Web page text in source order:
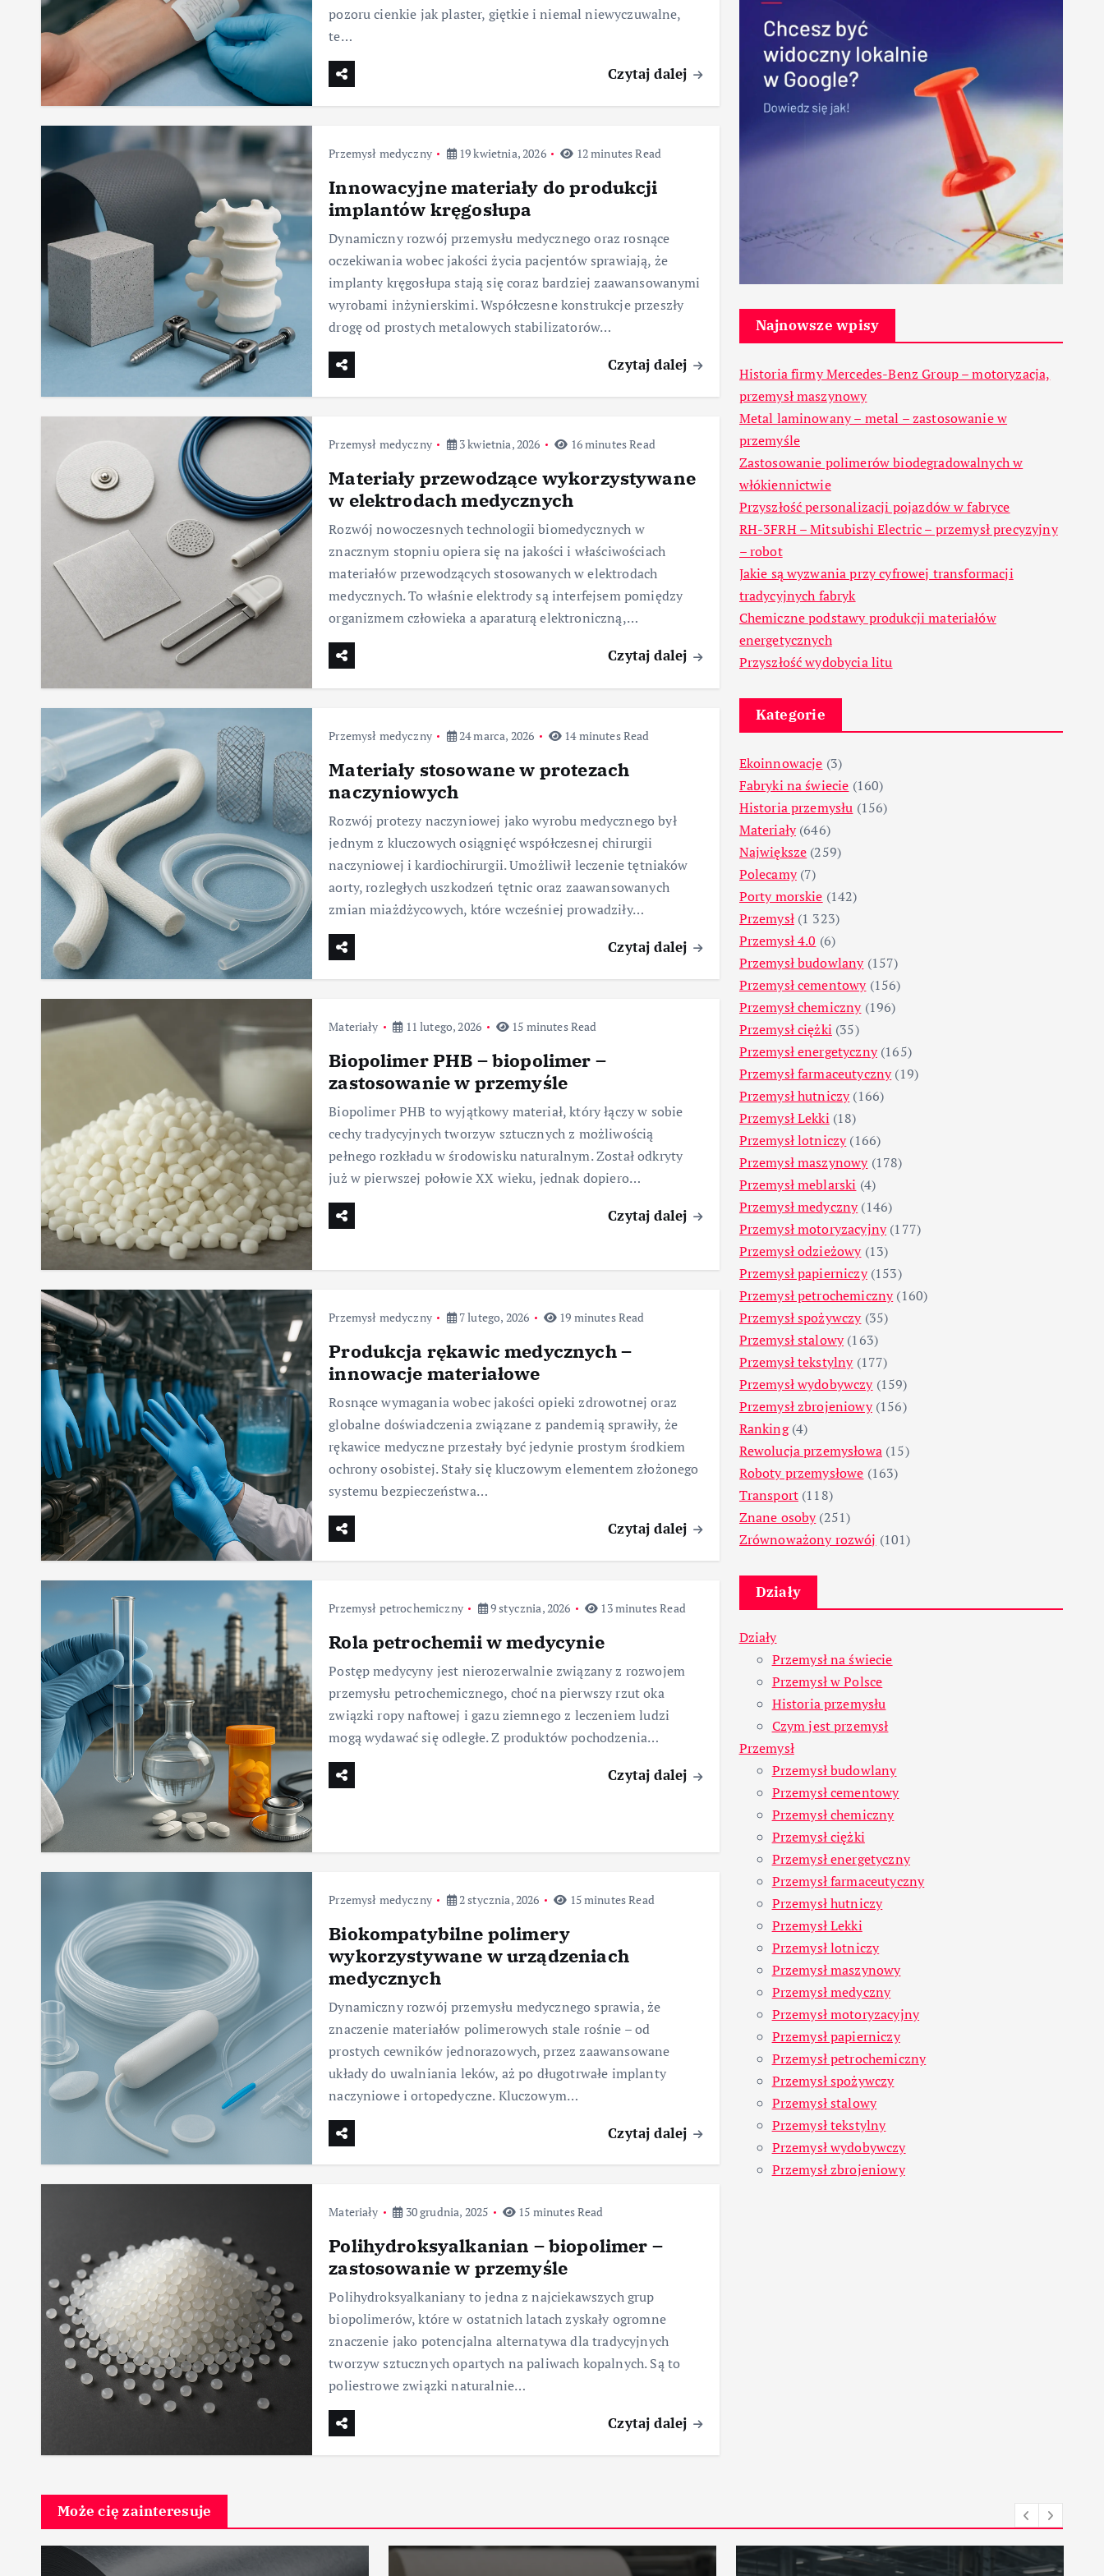
pozoru cienkie jak plaster, giętkie i niemal niewyczuwalne,
te…
Czytaj dalej
Przemysł medyczny 19 kwietnia, 2026 12 minutes Read
Innowacyjne materiały do produkcji
implantów kręgosłupa
Dynamiczny rozwój przemysłu medycznego oraz rosnące
oczekiwania wobec jakości życia pacjentów sprawiają, że
implanty kręgosłupa stają się coraz bardziej zaawansowanymi
wyrobami inżynierskimi. Współczesne konstrukcje przeszły
drogę od prostych metalowych stabilizatorów…
Czytaj dalej
Przemysł medyczny 3 kwietnia, 2026 16 minutes Read
Materiały przewodzące wykorzystywane
w elektrodach medycznych
Rozwój nowoczesnych technologii biomedycznych w
znacznym stopniu opiera się na jakości i właściwościach
materiałów przewodzących stosowanych w elektrodach
medycznych. To właśnie elektrody są interfejsem pomiędzy
organizmem człowieka a aparaturą elektroniczną,…
Czytaj dalej
Przemysł medyczny 24 marca, 2026 14 minutes Read
Materiały stosowane w protezach
naczyniowych
Rozwój protezy naczyniowej jako wyrobu medycznego był
jednym z kluczowych osiągnięć współczesnej chirurgii
naczyniowej i kardiochirurgii. Umożliwił leczenie tętniaków
aorty, rozległych uszkodzeń tętnic oraz zaawansowanych
zmian miażdżycowych, które wcześniej prowadziły…
Czytaj dalej
Materiały 11 lutego, 2026 15 minutes Read
Biopolimer PHB – biopolimer –
zastosowanie w przemyśle
Biopolimer PHB to wyjątkowy materiał, który łączy w sobie
cechy tradycyjnych tworzyw sztucznych z możliwością
pełnego rozkładu w środowisku naturalnym. Został odkryty
już w pierwszej połowie XX wieku, jednak dopiero…
Czytaj dalej
Przemysł medyczny 7 lutego, 2026 19 minutes Read
Produkcja rękawic medycznych –
innowacje materiałowe
Rosnące wymagania wobec jakości opieki zdrowotnej oraz
globalne doświadczenia związane z pandemią sprawiły, że
rękawice medyczne przestały być jedynie prostym środkiem
ochrony osobistej. Stały się kluczowym elementem złożonego
systemu bezpieczeństwa…
Czytaj dalej
Przemysł petrochemiczny 9 stycznia, 2026 13 minutes Read
Rola petrochemii w medycynie
Postęp medycyny jest nierozerwalnie związany z rozwojem
przemysłu petrochemicznego, choć na pierwszy rzut oka
związki ropy naftowej i gazu ziemnego z leczeniem ludzi
mogą wydawać się odległe. Z produktów pochodzenia…
Czytaj dalej
Przemysł medyczny 2 stycznia, 2026 15 minutes Read
Biokompatybilne polimery
wykorzystywane w urządzeniach
medycznych
Dynamiczny rozwój przemysłu medycznego sprawia, że
znaczenie materiałów polimerowych stale rośnie – od
prostych cewników jednorazowych, przez zaawansowane
układy do uwalniania leków, aż po długotrwałe implanty
naczyniowe i ortopedyczne. Kluczowym…
Czytaj dalej
Materiały 30 grudnia, 2025 15 minutes Read
Polihydroksyalkanian – biopolimer –
zastosowanie w przemyśle
Polihydroksyalkaniany to jedna z najciekawszych grup
biopolimerów, które w ostatnich latach zyskały ogromne
znaczenie jako potencjalna alternatywa dla tradycyjnych
tworzyw sztucznych opartych na paliwach kopalnych. Są to
poliestrowe związki naturalnie…
Czytaj dalej
Najnowsze wpisy
Historia firmy Mercedes-Benz Group – motoryzacja,
przemysł maszynowy
Metal laminowany – metal – zastosowanie w
przemyśle
Zastosowanie polimerów biodegradowalnych w
włókiennictwie
Przyszłość personalizacji pojazdów w fabryce
RH-3FRH – Mitsubishi Electric – przemysł precyzyjny
– robot
Jakie są wyzwania przy cyfrowej transformacji
tradycyjnych fabryk
Chemiczne podstawy produkcji materiałów
energetycznych
Przyszłość wydobycia litu
Kategorie
Ekoinnowacje (3)
Fabryki na świecie (160)
Historia przemysłu (156)
Materiały(646)
Największe (259)
Polecamy(7)
Porty morskie (142)
Przemysł(1 323)
Przemysł 4.0 (6)
Przemysł budowlany(157)
Przemysł cementowy(156)
Przemysł chemiczny(196)
Przemysł ciężki (35)
Przemysł energetyczny(165)
Przemysł farmaceutyczny(19)
Przemysł hutniczy(166)
Przemysł Lekki (18)
Przemysł lotniczy(166)
Przemysł maszynowy(178)
Przemysł meblarski (4)
Przemysł medyczny(146)
Przemysł motoryzacyjny(177)
Przemysł odzieżowy(13)
Przemysł papierniczy(153)
Przemysł petrochemiczny(160)
Przemysł spożywczy(35)
Przemysł stalowy(163)
Przemysł tekstylny(177)
Przemysł wydobywczy(159)
Przemysł zbrojeniowy(156)
Ranking(4)
Rewolucja przemysłowa(15)
Roboty przemysłowe (163)
Transport (118)
Znane osoby(251)
Zrównoważony rozwój (101)
Działy
Działy
Przemysł na świecie
Przemysł w Polsce
Historia przemysłu
Czym jest przemysł
Przemysł
Przemysł budowlany
Przemysł cementowy
Przemysł chemiczny
Przemysł ciężki
Przemysł energetyczny
Przemysł farmaceutyczny
Przemysł hutniczy
Przemysł Lekki
Przemysł lotniczy
Przemysł maszynowy
Przemysł medyczny
Przemysł motoryzacyjny
Przemysł papierniczy
Przemysł petrochemiczny
Przemysł spożywczy
Przemysł stalowy
Przemysł tekstylny
Przemysł wydobywczy
Przemysł zbrojeniowy
Może cię zainteresuje